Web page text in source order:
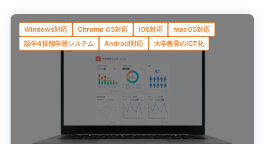
Windows対応 Chrome OS対応 iOS対応
macOS対応
語学4技能学習システム
Android対応 大学教育のICT化